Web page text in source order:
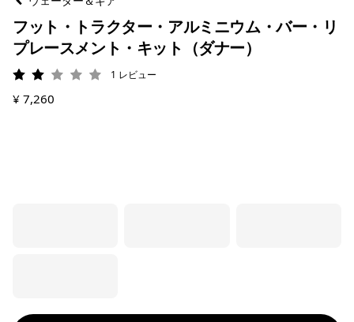
フット・トラクター・アルミニウム・バー・リ
プレースメント・キット（ダナー）
評価: 2 / 5 1 レビュー
¥ 7,260